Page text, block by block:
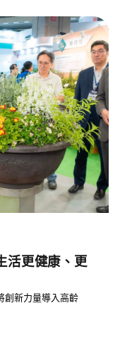
活更健康、更
創新力量導入高齡